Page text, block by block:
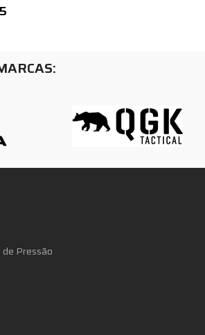
de Pressão